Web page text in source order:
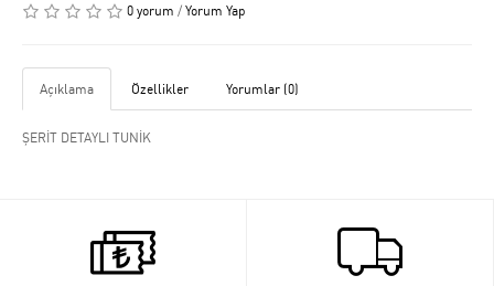
0 yorum / Yorum Yap
Açıklama Özellikler Yorumlar (0)
ŞERİT DETAYLI TUNİK